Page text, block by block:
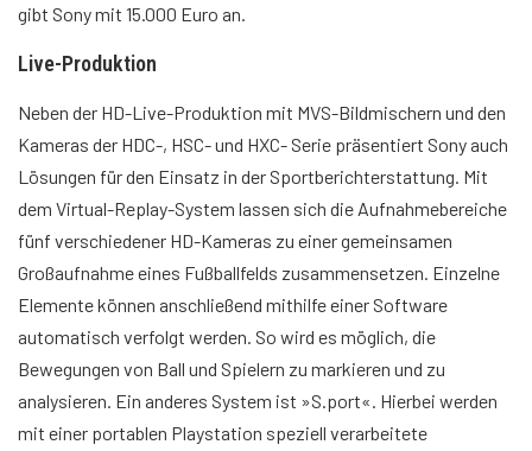
gibt Sony mit 15.000 Euro an.
Live-Produktion
Neben der HD-Live-Produktion mit MVS-Bildmischern und den
Kameras der HDC-, HSC- und HXC- Serie präsentiert Sony auch
Lösungen für den Einsatz in der Sportberichterstattung. Mit
dem Virtual-Replay-System lassen sich die Aufnahmebereiche
fünf verschiedener HD-Kameras zu einer gemeinsamen
Großaufnahme eines Fußballfelds zusammensetzen. Einzelne
Elemente können anschließend mithilfe einer Software
automatisch verfolgt werden. So wird es möglich, die
Bewegungen von Ball und Spielern zu markieren und zu
analysieren. Ein anderes System ist »S.port«. Hierbei werden
mit einer portablen Playstation speziell verarbeitete